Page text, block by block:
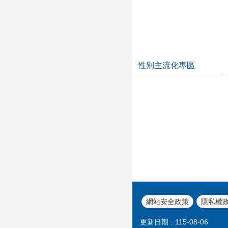
性別主流化專區
網站安全政策 隱私權
更新日期 115-08-06